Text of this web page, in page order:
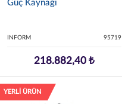
Güç Kaynağı
INFORM 95719
218.882,40 ₺
YERLİ ÜRÜN